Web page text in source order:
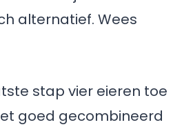
alternatief. Wees
stap vier eieren toe
goed gecombineerd